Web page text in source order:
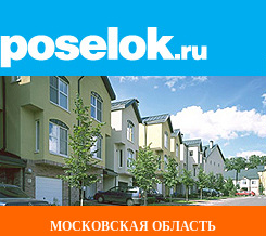
МОСКОВСКАЯ ОБЛАСТЬ